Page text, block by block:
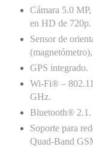
Cámara 5.0
en HD de 720p.
Sensor de
GPS integrado.
Wi-Fi® –
GHz.
Bluetooth® 2.1.
Soporte para
Quad-Band